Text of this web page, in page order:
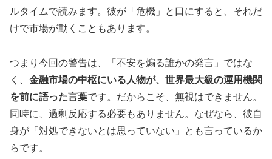
ルタイムで読みます。彼が「危機」と口にすると、それだ
けで市場が動くこともあります。
つまり今回の警告は、「不安を煽る誰かの発言」ではな
く、 金融市場の中枢にいる人物が、世界最大級の運用機関
を前に語った言葉です。だからこそ、無視はできません。
同時に、過剰反応する必要もありません。なぜなら、彼自
身が「対処できないとは思っていない」とも言っているか
らです。